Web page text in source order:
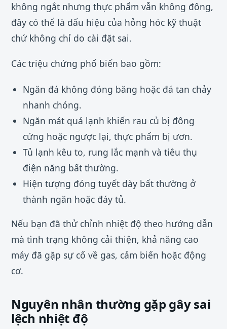
không ngắt nhưng thực phẩm vẫn không đông,
đây có thể là dấu hiệu của hỏng hóc kỹ thuật
chứ không chỉ do cài đặt sai.
Các triệu chứng phổ biến bao gồm:
Ngăn đá không đóng băng hoặc đá tan chảy
nhanh chóng.
Ngăn mát quá lạnh khiến rau củ bị đông
cứng hoặc ngược lại, thực phẩm bị ươn.
Tủ lạnh kêu to, rung lắc mạnh và tiêu thụ
điện năng bất thường.
Hiện tượng đóng tuyết dày bất thường ở
thành ngăn hoặc đáy tủ.
Nếu bạn đã thử chỉnh nhiệt độ theo hướng dẫn
mà tình trạng không cải thiện, khả năng cao
máy đã gặp sự cố về gas, cảm biến hoặc động
cơ.
Nguyên nhân thường gặp gây sai
lệch nhiệt độ